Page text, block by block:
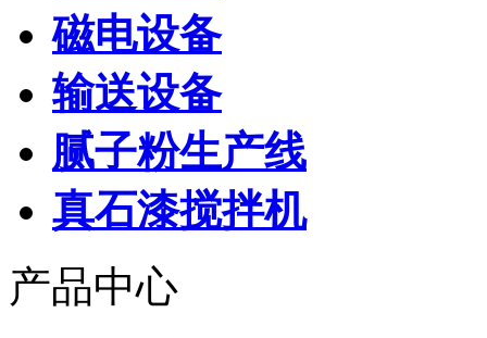
磁电设备
输送设备
腻子粉生产线
真石漆搅拌机
产品中心